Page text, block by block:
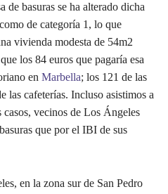
de basuras se ha alterado dicha
de categoría 1, lo que
vivienda modesta de 54m2
los 84 euros que pagaría esa
en Marbella; los 121 de las
las cafeterías. Incluso asistimos a
vecinos de Los Ángeles
que por el IBI de sus
en la zona sur de San Pedro